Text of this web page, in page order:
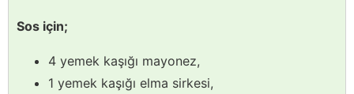
Sos için;
4 yemek kaşığı mayonez,
1 yemek kaşığı elma sirkesi,